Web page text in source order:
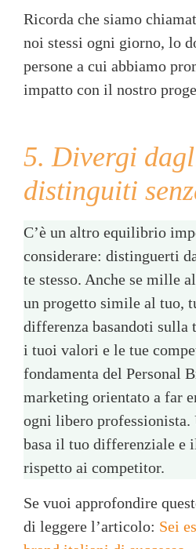
Ricorda che siamo
noi stessi ogni giorno, lo
persone a cui abbiamo
impatto con il nostro
5. Divergi
distinguiti
C’è un altro equilibrio
considerare: distinguerti
te stesso. Anche se mille
un progetto simile al tuo,
differenza basandoti sulla
i tuoi valori e le tue
fondamenta del Personal
marketing orientato a far
ogni libero professionista.
basa il tuo differenziale e
rispetto ai competitor.
Se vuoi approfondire
di leggere l’articolo: Sei